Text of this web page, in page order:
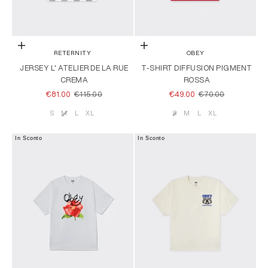
Scegli le opzioni
RETERNITY
JERSEY L' ATELIER DE LA RUE
CREMA
PREZZO SCONTATO
€81.00 PREZZO
€115.00
Taglia
S M L XL
Scegli le opzioni
OBEY
T-SHIRT DIFFUSION PIGMENT
ROSSA
PREZZO SCONTATO
€49.00 PREZZO
€70.00
Taglia
S M L XL
In Sconto In Sconto